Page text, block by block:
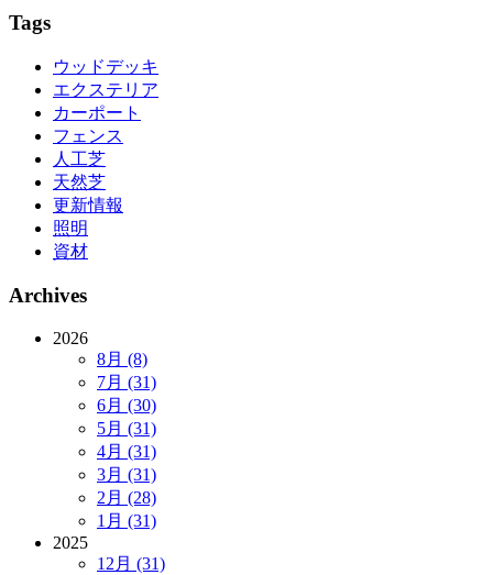
Tags
ウッドデッキ
エクステリア
カーポート
フェンス
人工芝
天然芝
更新情報
照明
資材
Archives
2026
8月 (8)
7月 (31)
6月 (30)
5月 (31)
4月 (31)
3月 (31)
2月 (28)
1月 (31)
2025
12月 (31)